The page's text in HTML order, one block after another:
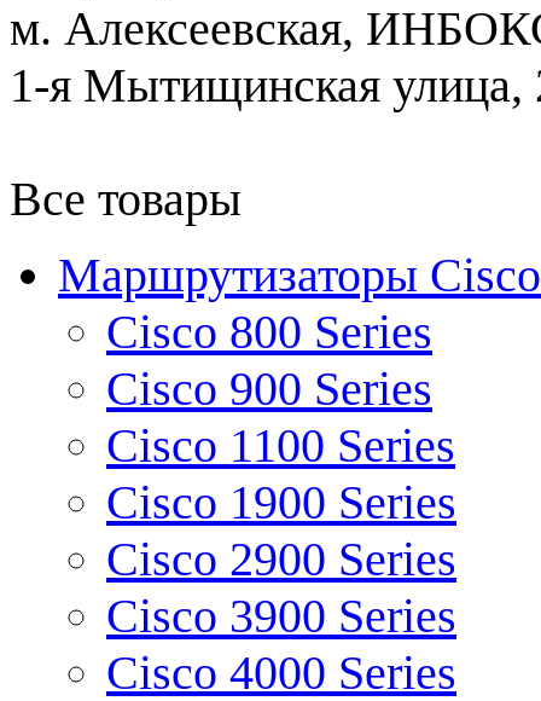
м. Алексеевская,
1-я Мытищинская улица,
Все товары
Маршрутизаторы Cisco
Cisco 800 Series
Cisco 900 Series
Cisco 1100 Series
Cisco 1900 Series
Cisco 2900 Series
Cisco 3900 Series
Cisco 4000 Series